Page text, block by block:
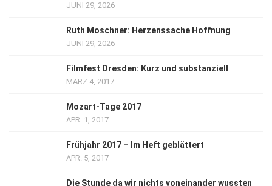
JUNI 29, 2026
Ruth Moschner: Herzenssache Hoffnung
JUNI 29, 2026
Filmfest Dresden: Kurz und substanziell
MÄRZ 4, 2017
Mozart-Tage 2017
APR. 1, 2017
Frühjahr 2017 – Im Heft geblättert
APR. 5, 2017
Die Stunde da wir nichts voneinander wussten